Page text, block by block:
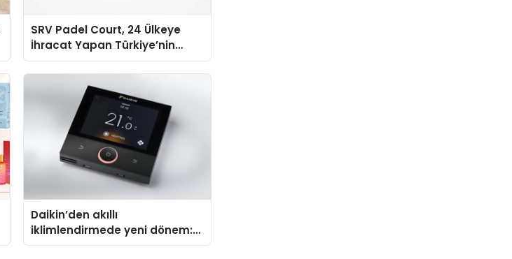
SRV Padel Court, 24 Ülkeye
İhracat Yapan Türkiye’nin
Padel Kortu Üretim Gücü
Daikin’den akıllı
iklimlendirmede yeni dönem:
Madoka Plus Türkiye’de